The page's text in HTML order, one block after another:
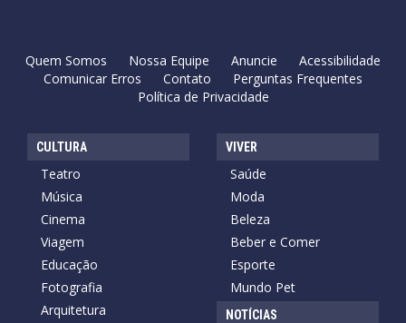
Quem Somos Nossa Equipe Anuncie
Acessibilidade
Comunicar Erros
Contato
Perguntas Frequentes
Política de Privacidade
CULTURA
Teatro
Música
Cinema
Viagem
Educação
Fotografia
Arquitetura
VIVER
Saúde
Moda
Beleza
Beber e Comer
Esporte
Mundo Pet
NOTÍCIAS